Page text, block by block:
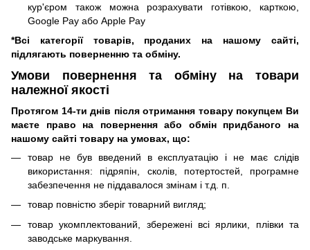
кур'єром також можна розрахувати готівкою, карткою,
Google Pay або Apple Pay
*Всі категорії товарів, проданих на нашому сайті,
підлягають поверненню та обміну.
Умови повернення та обміну на товари
належної якості
Протягом 14-ти днів після отримання товару покупцем Ви
маєте право на повернення або обмін придбаного на
нашому сайті товару на умовах, що:
товар не був введений в експлуатацію і не має слідів
використання: підряпін, сколів, потертостей, програмне
забезпечення не піддавалося змінам і т.д. п.
товар повністю зберіг товарний вигляд;
товар укомплектований, збережені всі ярлики, плівки та
заводське маркування.